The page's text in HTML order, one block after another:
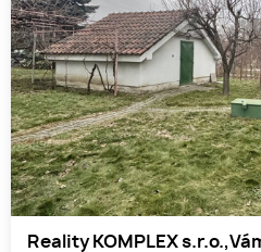
Reality KOMPLEX